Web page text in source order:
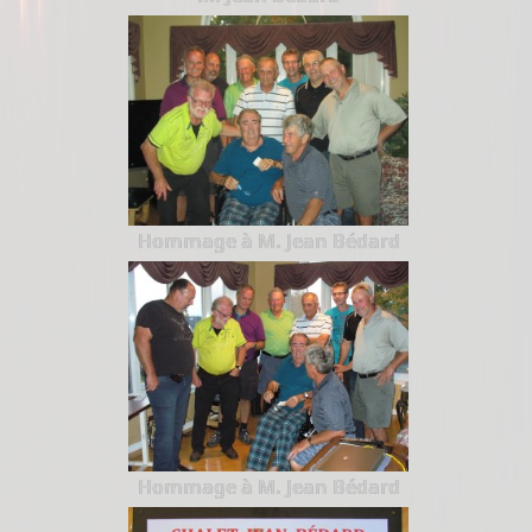
Hommage à M. Jean Bédard
Hommage à M. Jean Bédard